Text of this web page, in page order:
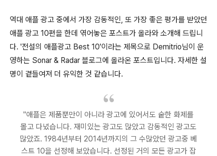
역대 애플 광고 중에서 가장 감동적인, 또 가장 좋은 평가를 받았던
애플 광고 10편을 한데 엮어놓은 포스트가 올라와 소개해 드립니
다. '전설의 애플광고 Best 10'이라는 제목으로 Demitrio님이 운
영하는 Sonar & Radar 블로그에 올라온 포스트입니다. 자세한 설
명이 곁들여져 더 유익한 것 같습니다.
"애플은 제품뿐만이 아니라 광고에 있어서도 숱한 화제를
몰고 다녔습니다. 재미있는 광고도 많았고 감동적인 광고도
많았죠. 1984년부터 2014년까지의 그 수많았던 광고중 베
스트 10을 선정해 보았습니다. 선정된 거의 모든 광고가 잡